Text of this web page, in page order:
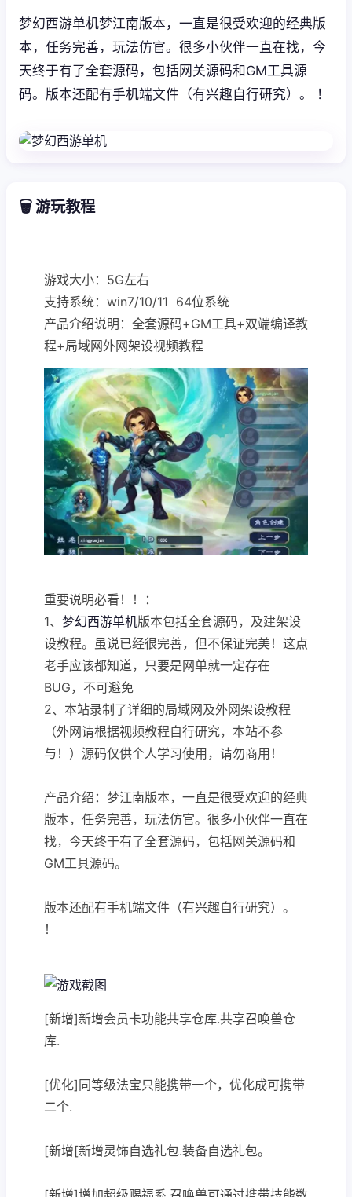
梦幻西游单机梦江南版本，一直是很受欢迎的经典版
本，任务完善，玩法仿官。很多小伙伴一直在找，今
天终于有了全套源码，包括网关源码和GM工具源
码。版本还配有手机端文件（有兴趣自行研究）。 ！
🗑️ 游玩教程
游戏大小：5G左右
支持系统：win7/10/11 64位系统
产品介绍说明：全套源码+GM工具+双端编译教
程+局域网外网架设视频教程
重要说明必看！！：
1、 梦幻西游单机版本包括全套源码，及建架设
设教程。虽说已经很完善，但不保证完美！这点
老手应该都知道，只要是网单就一定存在
BUG，不可避免
2、本站录制了详细的局域网及外网架设教程
（外网请根据视频教程自行研究，本站不参
与！）源码仅供个人学习使用，请勿商用！
产品介绍：梦江南版本，一直是很受欢迎的经典
版本，任务完善，玩法仿官。很多小伙伴一直在
找，今天终于有了全套源码，包括网关源码和
GM工具源码。
版本还配有手机端文件（有兴趣自行研究）。
！
[新增]新增会员卡功能共享仓库.共享召唤兽仓
库.
[优化]同等级法宝只能携带一个，优化成可携带
二个.
[新增[新增灵饰自选礼包.装备自选礼包。